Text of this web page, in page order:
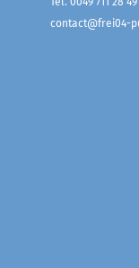
Tel. 0049 711 28 49
contact@frei04-